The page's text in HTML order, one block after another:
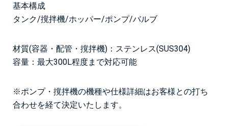
基本構成
タンク/撹拌機/ホッパー/ポンプ/バルブ
材質(容器・配管・撹拌機)：ステンレス(SUS304)
容量：最大300L程度まで対応可能
※ポンプ・撹拌機の機種や仕様詳細はお客様との打ち
合わせを経て決定いたします。